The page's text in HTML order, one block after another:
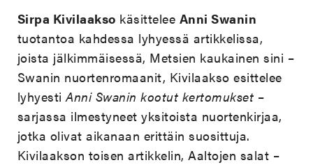
Sirpa Kivilaakso käsittelee Anni Swanin
tuotantoa kahdessa lyhyessä artikkelissa,
joista jälkimmäisessä, Metsien kaukainen sini –
Swanin nuortenromaanit, Kivilaakso esittelee
lyhyestiAnni Swanin kootut kertomukset –
sarjassa ilmestyneet yksitoista nuortenkirjaa,
jotka olivat aikanaan erittäin suosittuja.
Kivilaakson toisen artikkelin, Aaltojen salat –